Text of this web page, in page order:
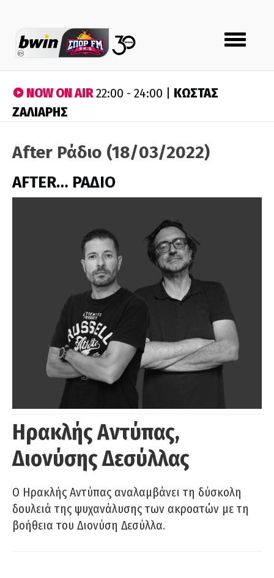
Toggle
navigation
NOW ON AIR22:00 - 24:00 | ΚΩΣΤΑΣ
ΖΑΛΙΑΡΗΣ
After Ράδιο (18/03/2022)
AFTER… ΡΑΔΙΟ
Ηρακλής Αντύπας,
Διονύσης Δεσύλλας
Ο Ηρακλής Αντύπας αναλαμβάνει τη δύσκολη
δουλειά της ψυχανάλυσης των ακροατών με τη
βοήθεια του Διονύση Δεσύλλα.